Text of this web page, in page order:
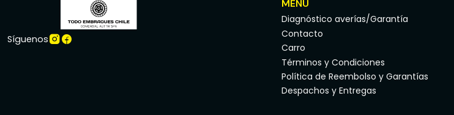
Síguenos
MENÚ
Diagnóstico averías/Garantía
Contacto
Carro
Términos y Condiciones
Política de Reembolso y Garantías
Despachos y Entregas